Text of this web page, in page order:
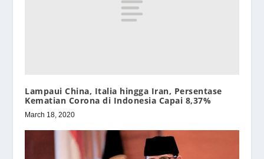
Lampaui China, Italia hingga Iran, Persentase
Kematian Corona di Indonesia Capai 8,37%
March 18, 2020